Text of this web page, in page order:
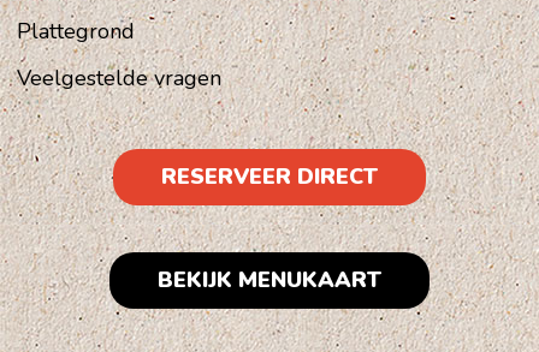
Plattegrond
Veelgestelde vragen
RESERVEER DIRECT
BEKIJK MENUKAART